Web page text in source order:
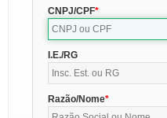
CNPJ/CPF
I.E./RG
Razão/Nome